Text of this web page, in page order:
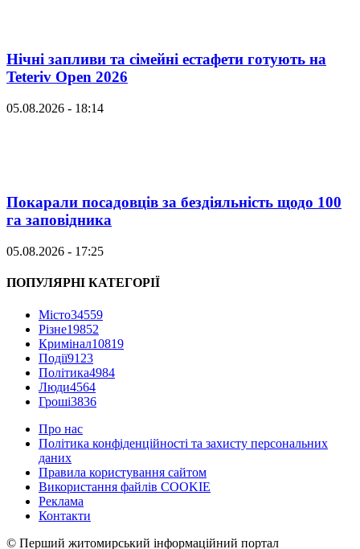
Нічні запливи та сімейні естафети готують на
Teteriv Open 2026
05.08.2026 - 18:14
Покарали посадовців за бездіяльність щодо 100
га заповідника
05.08.2026 - 17:25
ПОПУЛЯРНІ КАТЕГОРІЇ
Місто34559
Різне19852
Кримінал10819
Події9123
Політика4984
Люди4564
Гроші3836
Про нас
Політика конфіденційності та захисту персональних
даних
Правила користування сайтом
Використання файлів COOKIE
Реклама
Контакти
© Перший житомирський інформаційний портал